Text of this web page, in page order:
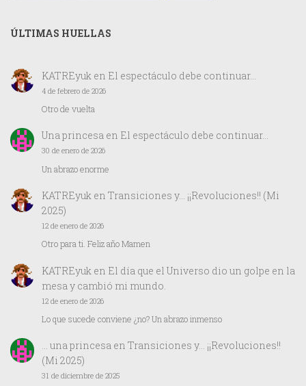
ÚLTIMAS HUELLAS
KATREyuk en El espectáculo debe continuar…
4 de febrero de 2026
Otro de vuelta
Una princesaen El espectáculo debe continuar…
30 de enero de 2026
Un abrazo enorme
KATREyuken Transiciones y… ¡¡Revoluciones!! (Mi
2025)
12 de enero de 2026
Otro para ti. Feliz año Mamen
KATREyuk en El día que el Universo dio un golpe en la
mesa y cambió mi mundo.
12 de enero de 2026
Lo que sucede conviene ¿no? Un abrazo inmenso
… una princesaen Transiciones y… ¡¡Revoluciones!!
(Mi 2025)
31 de diciembre de 2025